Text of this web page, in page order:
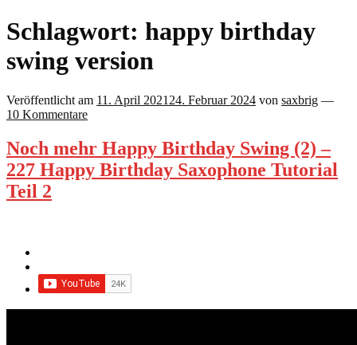
Schlagwort: happy birthday
swing version
Veröffentlicht am 11. April 2021 24. Februar 2024 von saxbrig —
10 Kommentare
Noch mehr Happy Birthday Swing (2) –
227 Happy Birthday Saxophone Tutorial
Teil 2